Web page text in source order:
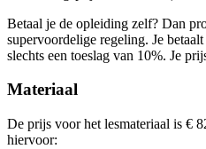
maa23-11-20269:30 - 16:30
din26-01-20279:30 - 16:30
Betaal je de opleiding zelf? Dan
supervoordelige regeling. Je
slechts een toeslag van 10%. Je
Materiaal
De prijs voor het lesmateriaal is €
hiervoor: